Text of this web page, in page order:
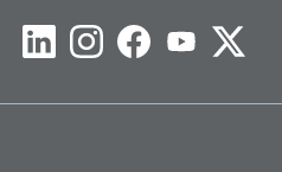
LikedinInstagram
Facebook
YoutubeTwitter